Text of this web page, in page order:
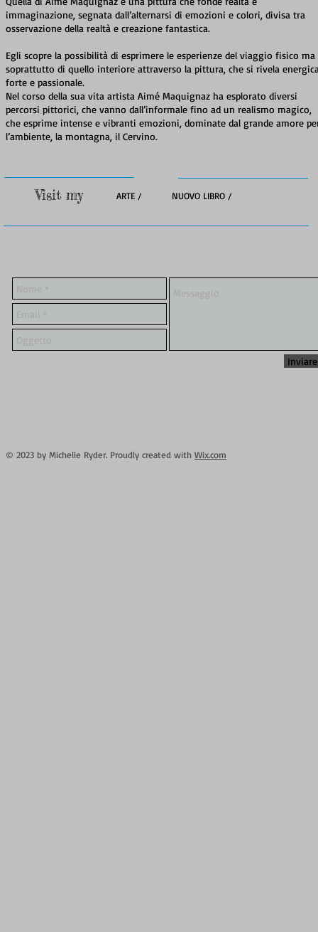
immaginazione, segnata dall’alternarsi di emozioni e colori, divisa tra
osservazione della realtà e creazione fantastica.
Egli scopre la possibilità di esprimere le esperienze del viaggio fisico ma
soprattutto di quello interiore attraverso la pittura, che si rivela
forte e passionale.
Nel corso della sua vita artista Aimé Maquignaz ha esplorato diversi
percorsi pittorici, che vanno dall’informale fino ad un realismo magico,
che esprime intense e vibranti emozioni, dominate dal grande amore
l’ambiente, la montagna, il Cervino.
Visit my NUOVO LIBRO /
ARTE /
Inviare
© 2023 by Michelle Ryder. Proudly created with Wix.com